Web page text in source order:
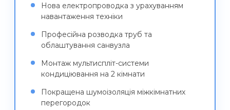
Нова електропроводка з урахуванням
навантаження техніки
Професійна розводка труб та
облаштування санвузла
Монтаж мультиспліт-системи
кондиціювання на 2 кімнати
Покращена шумоізоляція міжкімнатних
перегородок